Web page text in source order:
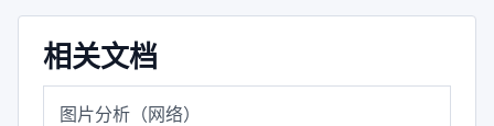
相关文档
图片分析（网络）